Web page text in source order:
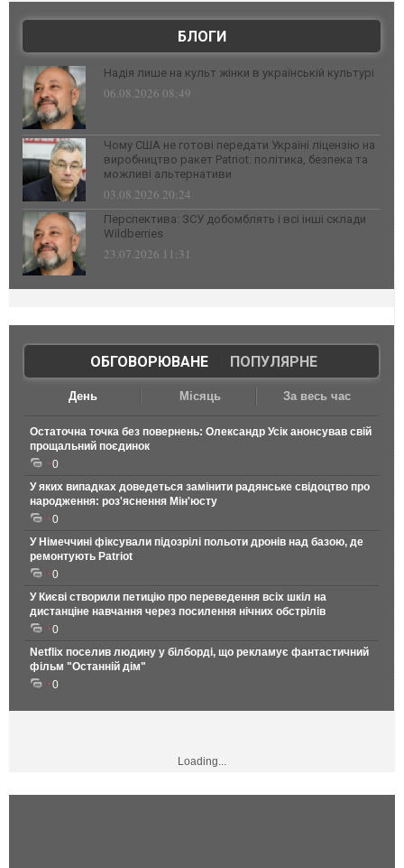
БЛОГИ
Надія лише на культ жінки в українській культурі
06.08.2026 08:49
Чому США не готові передати Україні ліцензію на
виробництво ракет Patriot: політика, безпека та
можливі альтернативи
03.08.2026 20:24
Перспектива: ЗСУ добомблять і всі інші склади
Wildberries
23.07.2026 11:31
ОБГОВОРЮВАНЕ| ПОПУЛЯРНЕ
День Місяць За весь час
Остаточна точка без повернень: Олександр Усік анонсував свій
прощальний поєдинок
0
У яких випадках доведеться замінити радянське свідоцтво про
народження: роз'яснення Мін'юсту
0
У Німеччині фіксували підозрілі польоти дронів над базою, де
ремонтують Patriot
0
У Києві створили петицію про переведення всіх шкіл на
дистанціне навчання через посилення нічних обстрілів
0
Netflix поселив людину у білборді, що рекламує фантастичний
фільм "Останній дім"
0
Loading...